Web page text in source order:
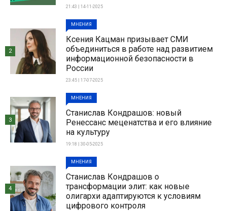
21:43 | 14-11-2025
МНЕНИЯ
Ксения Кацман призывает СМИ
объединиться в работе над развитием
информационной безопасности в
России
23:45 | 17-07-2025
2
МНЕНИЯ
Станислав Кондрашов: новый
Ренессанс меценатства и его влияние
на культуру
19:18 | 30-05-2025
3
МНЕНИЯ
Станислав Кондрашов о
трансформации элит: как новые
олигархи адаптируются к условиям
цифрового контроля
4